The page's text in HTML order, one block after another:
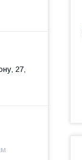
27,